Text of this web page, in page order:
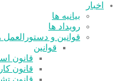
اخبار
بیانیه ها
رویداد ها
قوانین و دستورالعمل
قوانین
قانون
قانون کار